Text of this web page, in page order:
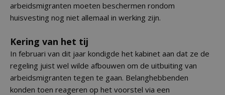
arbeidsmigranten moeten beschermen rondom
huisvesting nog niet allemaal in werking zijn.
Kering van het tij
In februari van dit jaar kondigde het kabinet aan dat ze de
regeling juist wel wilde afbouwen om de uitbuiting van
arbeidsmigranten tegen te gaan. Belanghebbenden
konden toen reageren op het voorstel via een